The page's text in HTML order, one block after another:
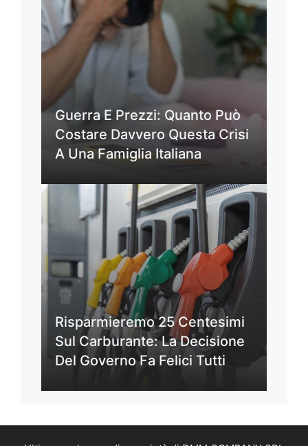
Guerra E Prezzi: Quanto Può
Costare Davvero Questa Crisi
A Una Famiglia Italiana
Risparmieremo 25 Centesimi
Sul Carburante: La Decisione
Del Governo Fa Felici Tutti